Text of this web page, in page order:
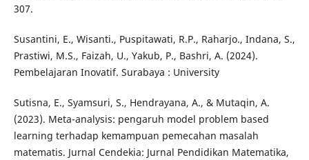
307.
Susantini, E., Wisanti., Puspitawati, R.P., Raharjo., Indana, S.,
Prastiwi, M.S., Faizah, U., Yakub, P., Bashri, A. (2024).
Pembelajaran Inovatif. Surabaya : University
Sutisna, E., Syamsuri, S., Hendrayana, A., & Mutaqin, A.
(2023). Meta-analysis: pengaruh model problem based
learning terhadap kemampuan pemecahan masalah
matematis. Jurnal Cendekia: Jurnal Pendidikan Matematika,